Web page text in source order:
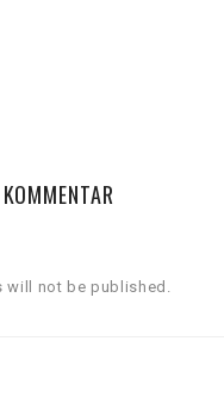
will not be published.